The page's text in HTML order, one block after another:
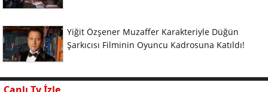
Yiğit Özşener Muzaffer Karakteriyle Düğün
Şarkıcısı Filminin Oyuncu Kadrosuna Katıldı!